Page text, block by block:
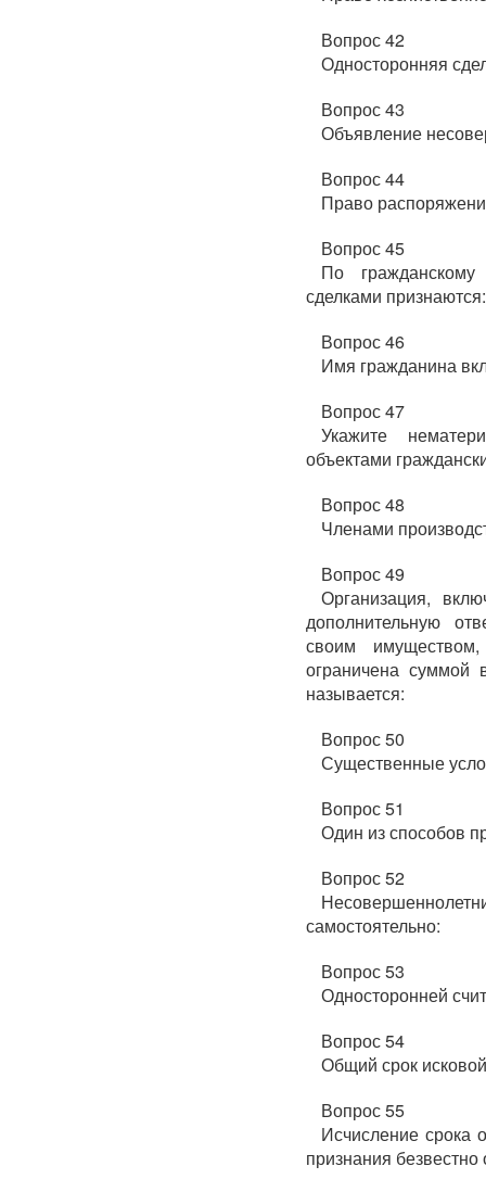
Вопрос 42
Односторонняя
Вопрос 43
Объявление
Вопрос 44
Право
Вопрос 45
По гражданскому
сделками признаются:
Вопрос 46
Имя гражданина
Вопрос 47
Укажите
объектами
Вопрос 48
Членами
Вопрос 49
Организация,
дополнительную
своим имуществом,
ограничена суммой
называется:
Вопрос 50
Существенные
Вопрос 51
Один из способов
Вопрос 52
самостоятельно:
Вопрос 53
Односторонней
Вопрос 54
Общий срок
Вопрос 55
Исчисление срока
признания